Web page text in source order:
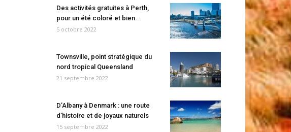
Des activités gratuites à Perth,
pour un été coloré et bien...
5 octobre 2022
Townsville, point stratégique du
nord tropical Queensland
21 septembre 2022
D’Albany à Denmark : une route
d’histoire et de joyaux naturels
15 septembre 2022